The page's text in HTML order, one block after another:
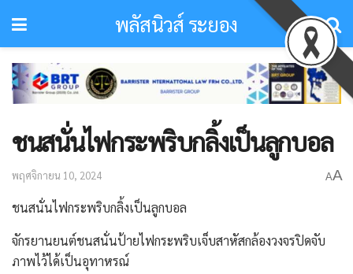
พลัสนิวส์ ระยอง
ชนสนั่นไฟกระพริบกลิ้งเป็นลูกบอล
พฤศจิกายน 10, 2024 AA
ชนสนั่นไฟกระพริบกลิ้งเป็นลูกบอล
จักรยานยนต์ชนสนั่นป้ายไฟกระพริบเจ็บสาหัสกล้องวงจรปิดจับ
ภาพไว้ได้เป็นอุทาหรณ์